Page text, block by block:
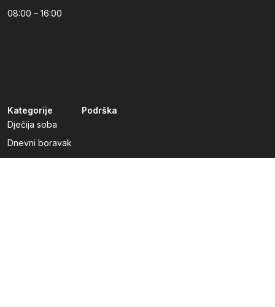
08:00 – 16:00
Kategorije
Dječija soba
Dnevni boravak
Kuhinje po mjeri
Podrška